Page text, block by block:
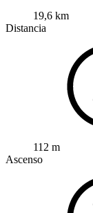
19,6 km
Distancia
112 m
Ascenso